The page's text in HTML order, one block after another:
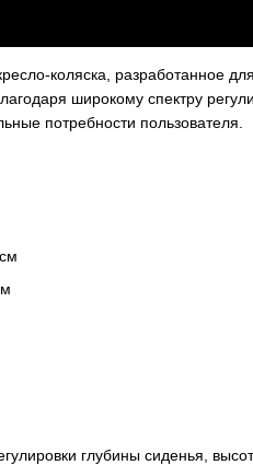
коляска, разработанное
широкому спектру
потребности пользователя.
глубины сиденья,